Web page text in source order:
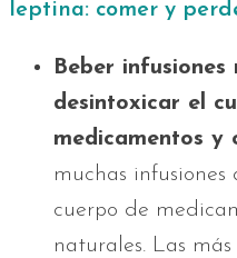
leptina: comer y
Beber
desintoxicar el
medicamentos y
muchas
cuerpo de
naturales. Las